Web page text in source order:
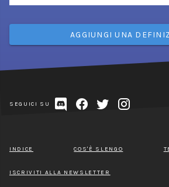
AGGIUNGI UNA
SEGUICI SU
INDICE COS'È SLENGO
ISCRIVITI ALLA NEWSLETTER